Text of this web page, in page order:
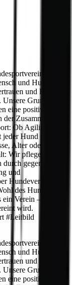
steht
und Hund. Wir
und Freude
Grundwerte:
eine positive,
Zusammenarbeit
Ob Agility,
Hund und
Alter oder
Wir pflegen ein
gegenseitige
und
Hundeverhalten
des Hundes stets
Verein – wir sind
wird.
#Leitbild
steht
und Hund. Wir
und Freude
Grundwerte:
eine positive,